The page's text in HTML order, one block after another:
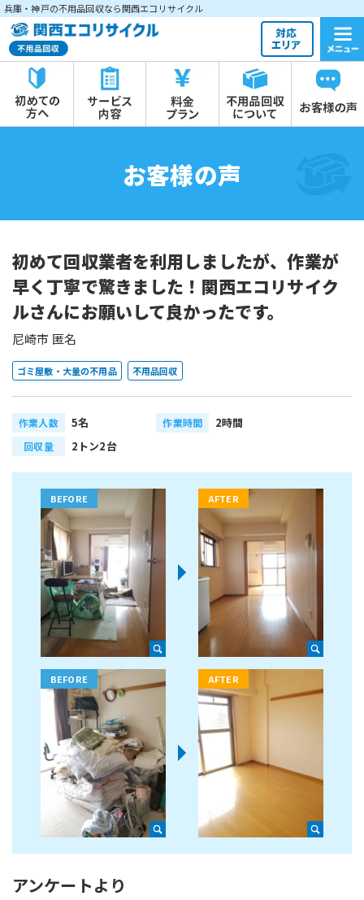
兵庫・神戸の不用品回収なら関西エコリサイクル
お客様の声
初めて回収業者を利用しましたが、作業が
早く丁寧で驚きました！関西エコリサイク
ルさんにお願いして良かったです。
尼崎市 匿名
ゴミ屋敷・大量の不用品 不用品回収
作業人数 5名 作業時間 2時間
回収量 2トン2台
アンケートより